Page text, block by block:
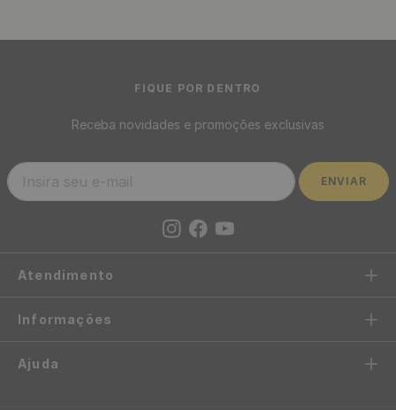
FIQUE POR DENTRO
Receba novidades e promoções exclusivas
ENVIAR
Atendimento
Informações
Ajuda